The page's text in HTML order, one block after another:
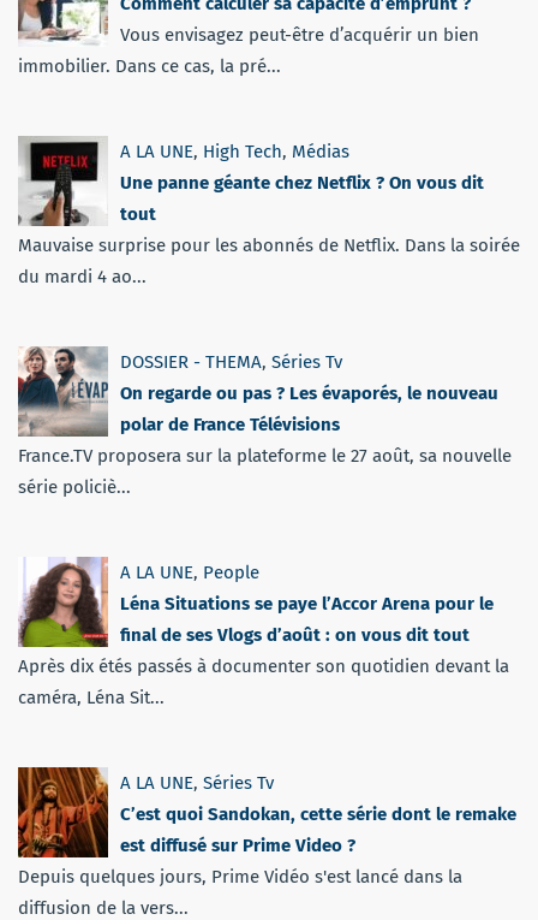
Vous envisagez peut-être d’acquérir un bien
immobilier. Dans ce cas, la pré...
A LA UNE, High Tech, Médias
Une panne géante chez Netflix ? On vous dit
tout
Mauvaise surprise pour les abonnés de Netflix. Dans la soirée
du mardi 4 ao...
DOSSIER - THEMA, Séries Tv
On regarde ou pas ? Les évaporés, le nouveau
polar de France Télévisions
France.TV proposera sur la plateforme le 27 août, sa nouvelle
série policiè...
A LA UNE, People
Léna Situations se paye l’Accor Arena pour le
final de ses Vlogs d’août : on vous dit tout
Après dix étés passés à documenter son quotidien devant la
caméra, Léna Sit...
A LA UNE, Séries Tv
C’est quoi Sandokan, cette série dont le remake
est diffusé sur Prime Video ?
Depuis quelques jours, Prime Vidéo s'est lancé dans la
diffusion de la vers...